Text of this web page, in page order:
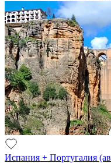
Испания + Португалия